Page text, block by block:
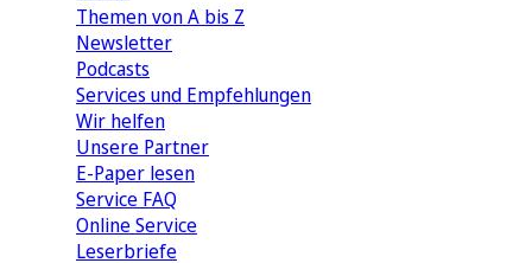
Themen von A bis Z
Newsletter
Podcasts
Services und Empfehlungen
Wir helfen
Unsere Partner
E-Paper lesen
Service FAQ
Online Service
Leserbriefe